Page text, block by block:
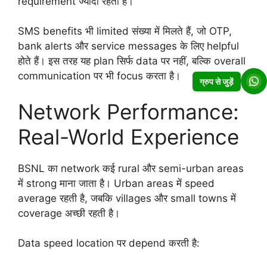
SMS benefits भी limited संख्या में मिलते हैं, जो OTP,
bank alerts और service messages के लिए helpful
होते हैं। इस तरह यह plan सिर्फ data पर नहीं, बल्कि overall
communication पर भी focus करता है।
Network Performance:
Real-World Experience
BSNL का network कई rural और semi-urban areas
में strong माना जाता है। Urban areas में speed
average रहती है, जबकि villages और small towns में
coverage अच्छी रहती है।
Data speed location पर depend करती है:
ग्रुप से जुड़ें